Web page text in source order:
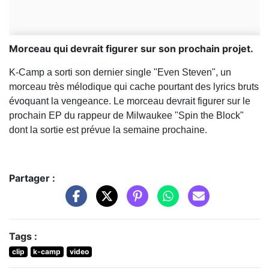
Morceau qui devrait figurer sur son prochain projet.
K-Camp a sorti son dernier single "Even Steven", un
morceau très mélodique qui cache pourtant des lyrics bruts
évoquant la vengeance. Le morceau devrait figurer sur le
prochain EP du rappeur de Milwaukee "Spin the Block"
dont la sortie est prévue la semaine prochaine.
Partager :
Tags :
clip k-camp video